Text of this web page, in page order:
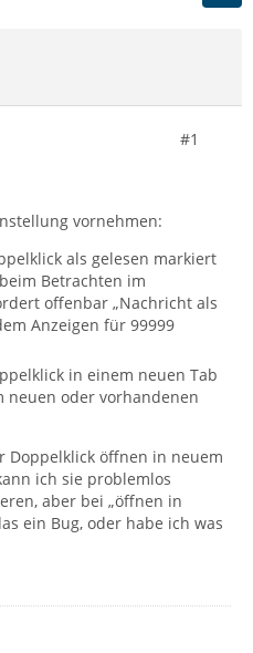
#1
vornehmen:
als gelesen markiert
Betrachten im
offenbar „Nachricht als
Anzeigen für 99999
in einem neuen Tab
oder vorhandenen
Doppelklick öffnen in neuem
ich sie problemlos
aber bei „öffnen in
ein Bug, oder habe ich was